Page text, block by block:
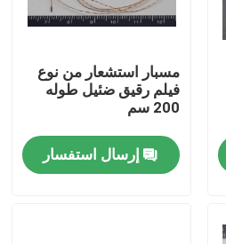
مسبار استشعار من نوع
فيلم رقيق ضئيل طوله
200 سم
إرسال استفسار